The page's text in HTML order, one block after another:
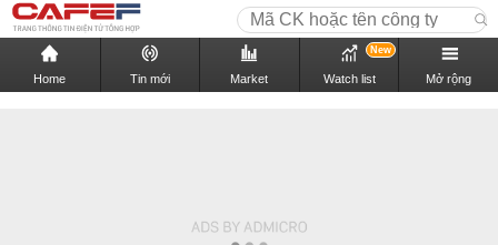
Home Tin mới Market Watch list
New
Mở rộng